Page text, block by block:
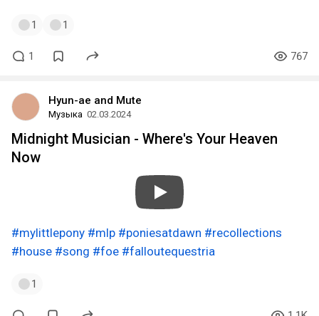
1 1
1 767
Hyun-ae and Mute
Музыка 02.03.2024
Midnight Musician - Where's Your Heaven
Now
#mylittlepony #mlp #poniesatdawn #recollections
#house #song #foe #falloutequestria
1